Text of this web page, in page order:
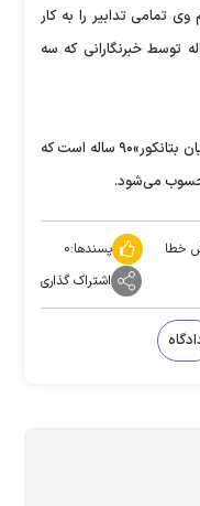
تمامی تدابیر را به کار
از این سیاستمدار ۵۷ ساله توسط خبرنگارانی که سه
وی مظنون به دریافت مبلغ غیرقانونی از «لیلیان بتانکور»۹۰ ساله است که
خطا پسندها:۰
اشتراک گذاری